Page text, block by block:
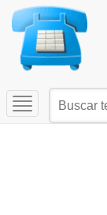
Toggle
navigation